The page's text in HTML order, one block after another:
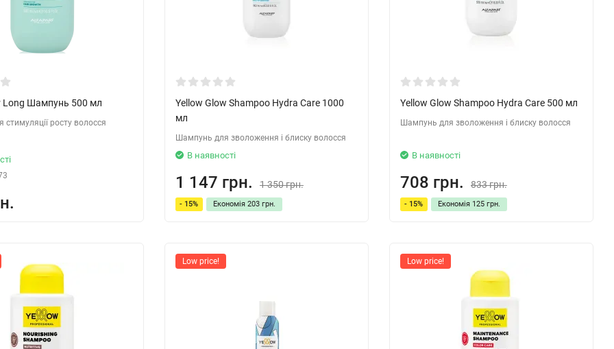
Long Шампунь 500 мл
росту волосся
Yellow Glow Shampoo Hydra Care 1000
мл
Шампунь для зволоження і блиску волосся
В наявності
1 147 грн. 1 350 грн.
- 15% Економія 203 грн.
Yellow Glow Shampoo Hydra Care 500 мл
Шампунь для зволоження і блиску волосся
В наявності
708 грн. 833 грн.
- 15% Економія 125 грн.
Low price! Low price!